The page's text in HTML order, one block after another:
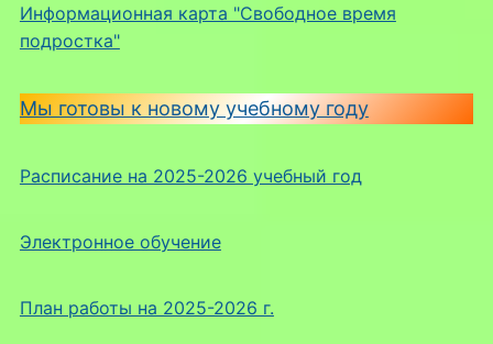
Информационная карта "Свободное время
подростка"
Мы готовы к новому учебному году
Расписание на 2025-2026 учебный год
Электронное обучение
План работы на 2025-2026 г.